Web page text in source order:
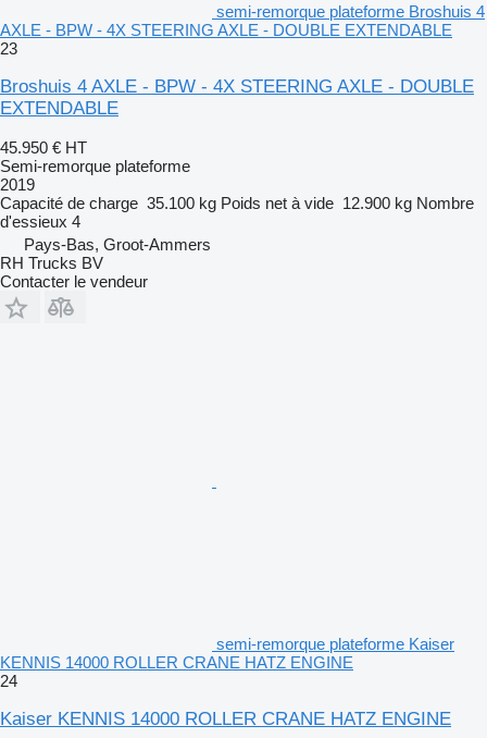
semi-remorque plateforme Broshuis 4
AXLE - BPW - 4X STEERING AXLE - DOUBLE EXTENDABLE
23
Broshuis 4 AXLE - BPW - 4X STEERING AXLE - DOUBLE
EXTENDABLE
45.950 € HT
Semi-remorque plateforme
2019
Capacité de charge 35.100 kg Poids net à vide 12.900 kg Nombre
d'essieux 4
Pays-Bas, Groot-Ammers
RH Trucks BV
Contacter le vendeur
semi-remorque plateforme Kaiser
KENNIS 14000 ROLLER CRANE HATZ ENGINE
24
Kaiser KENNIS 14000 ROLLER CRANE HATZ ENGINE